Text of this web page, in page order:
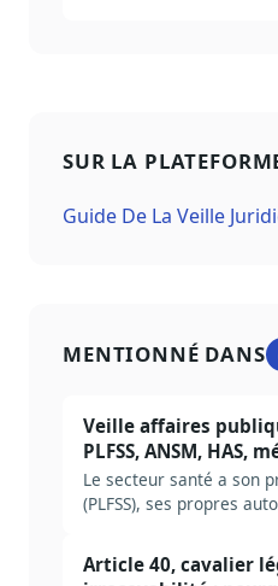
SUR LA
Guide De La Veille
MENTIONNÉ DANS
Veille affaires
PLFSS, ANSM, HAS,
Le secteur santé a son
(PLFSS), ses propres
pour construire une
2026, avec les acteurs à
Article 40, cavalier